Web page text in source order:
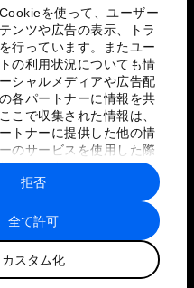
を使って、ユーザー
ンツや広告の表示、トラ
行っています。またユー
の利用状況についても情
シャルメディアや広告配
各パートナーに情報を共
こで収集された情報は、
トナーに提供した他の情
のサービスを使用した際
と組み合わされ、各パー
用されることがありま
全て許可
カスタム化
拒否
ーと利用規約
ップ
フォーラム